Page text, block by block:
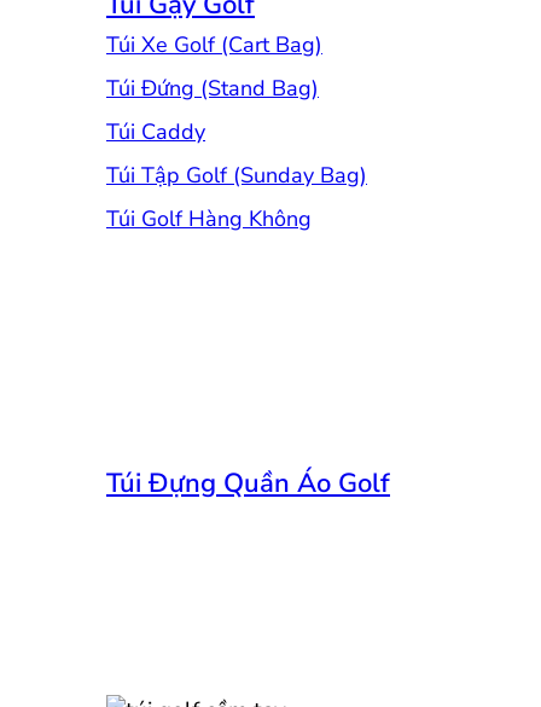
Túi Xe Golf (Cart Bag)
Túi Đứng (Stand Bag)
Túi Caddy
Túi Tập Golf (Sunday Bag)
Túi Golf Hàng Không
Túi Đựng Quần Áo Golf